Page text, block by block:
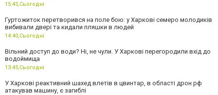
15:45,Сьогодні
Гуртожиток перетворився на поле бою: у Харкові семеро молодиків
вибивали двері та кидали пляшки в людей
14:40,Сьогодні
Вільний доступ до води? Ні, не чули. У Харкові перегородили вхід до
водоймища
13:45,Сьогодні
У Харкові реактивний шахед влетів в цвинтар, в області дрон рф
атакував машину, є загиблі